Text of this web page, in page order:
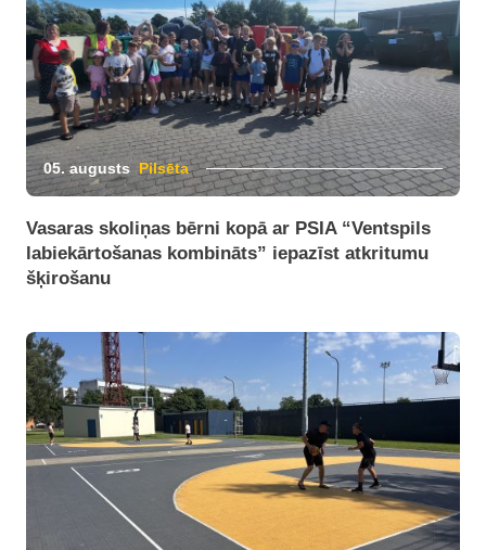
05. augusts Pilsēta
Vasaras skoliņas bērni kopā ar PSIA “Ventspils
labiekārtošanas kombināts” iepazīst atkritumu
šķirošanu